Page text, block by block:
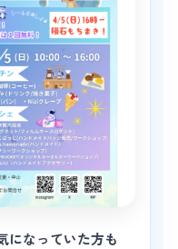
になっていた方も